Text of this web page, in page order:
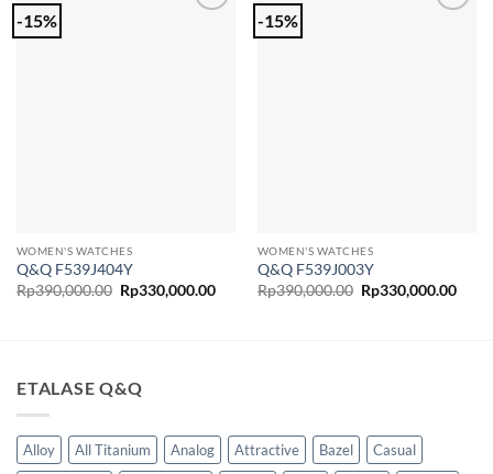
-15%
WOMEN'S WATCHES
Q&Q F539J404Y
Rp390,000.00 Harga
aslinya
Rp330,000.00Harga
-15%
WOMEN'S WATCHES
Q&Q F539J003Y
Rp390,000.00 Harga
aslinya
Rp330,000.00
ETALASE Q&Q
Alloy All Titanium Analog Attractive Bazel
Casual